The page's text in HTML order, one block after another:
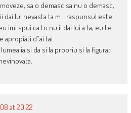
sa o demasc sa nu o demasc,
dai lui nevasta ta m… raspunsul este
imi spui ca tu nu ii dai lui a ta, eu te
apropiati d”ai tai.
ia si da si la propriu si la figurat
at 20:22